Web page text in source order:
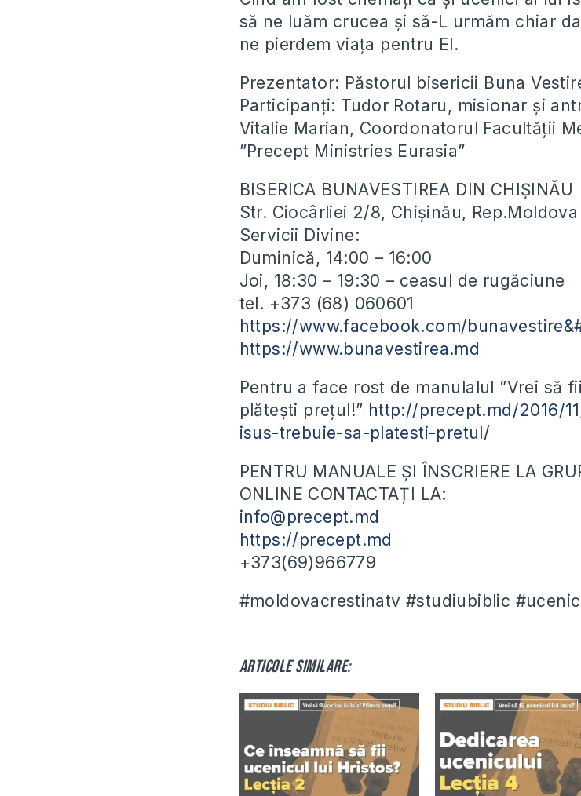
să ne luăm crucea și să-L urmăm chiar
ne pierdem viața pentru El.
Prezentator: Păstorul bisericii Buna
Participanți: Tudor Rotaru, misionar și
Vitalie Marian, Coordonatorul Facultății
”Precept Ministries Eurasia”
BISERICA BUNAVESTIREA DIN CHIȘINĂU
Str. Ciocârliei 2/8, Chișinău, Rep.Moldova
Servicii Divine:
Duminică, 14:00 – 16:00
Joi, 18:30 – 19:30 – ceasul de rugăciune
tel. +373 (68) 060601
https://www.facebook.com/
https://www.bunavestirea.md
Pentru a face rost de manulalul ”Vrei să
plătești prețul!” http://precept.md/2016/
isus-trebuie-sa-platesti-pretul/
PENTRU MANUALE ȘI ÎNSCRIERE LA
ONLINE CONTACTAȚI LA:
info@precept.md
https://precept.md
+373(69)966779
#moldovacrestinatv #studiubiblic
Articole similare: